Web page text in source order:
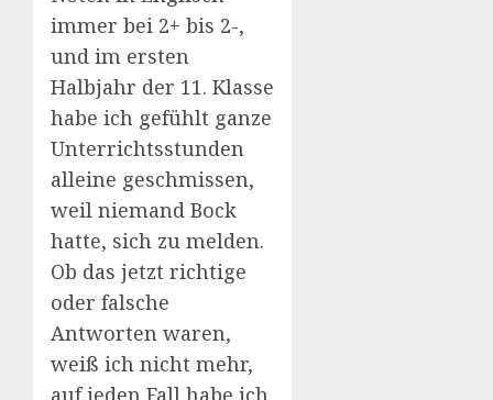
immer bei 2+ bis 2-,
und im ersten
Halbjahr der 11. Klasse
habe ich gefühlt ganze
Unterrichtsstunden
alleine geschmissen,
weil niemand Bock
hatte, sich zu melden.
Ob das jetzt richtige
oder falsche
Antworten waren,
weiß ich nicht mehr,
auf jeden Fall habe ich